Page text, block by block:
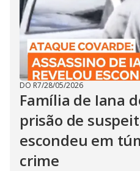
DO R7/28/05/2026
Família de Iana
prisão de
escondeu em
crime